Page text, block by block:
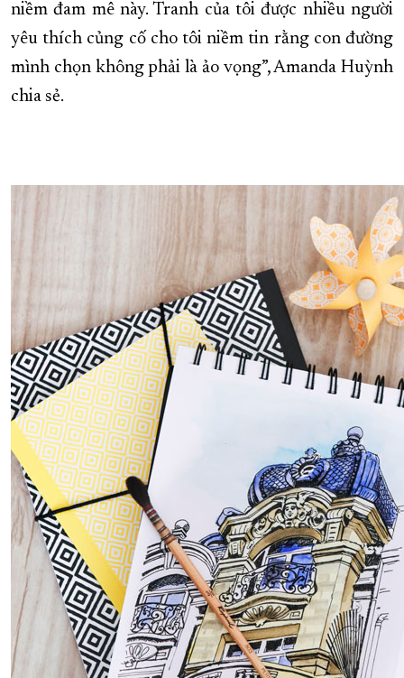
niềm đam mê này. Tranh của tôi được nhiều người
yêu thích củng cố cho tôi niềm tin rằng con đường
mình chọn không phải là ảo vọng”, Amanda Huỳnh
chia sẻ.